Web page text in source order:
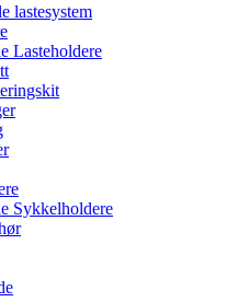
lastesystem
Lasteholdere
Sykkelholdere